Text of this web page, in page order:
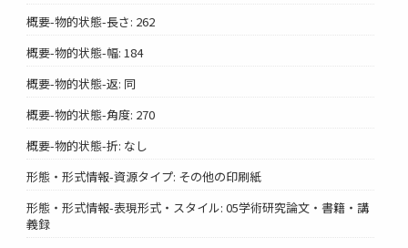
概要-物的状態-長さ: 262
概要-物的状態-幅: 184
概要-物的状態-返: 同
概要-物的状態-角度: 270
概要-物的状態-折: なし
形態・形式情報-資源タイプ: その他の印刷紙
形態・形式情報-表現形式・スタイル: 05学術研究論文・書籍・講
義録